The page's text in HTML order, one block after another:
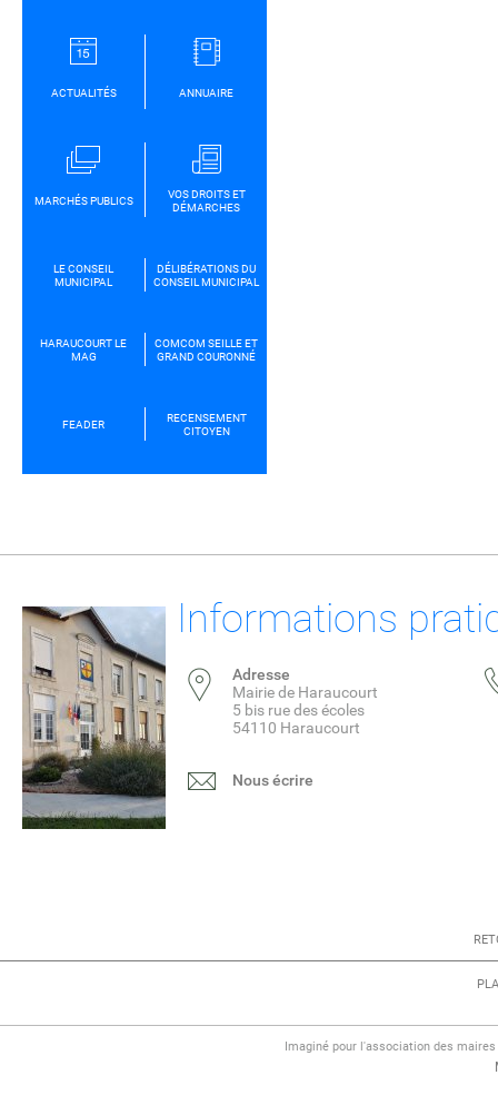
ACTUALITÉS ANNUAIRE
MARCHÉS PUBLICS
VOS DROITS ET
DÉMARCHES
LE CONSEIL
MUNICIPAL
DÉLIBÉRATIONS DU
CONSEIL MUNICIPAL
HARAUCOURT LE
MAG
COMCOM SEILLE ET
GRAND COURONNÉ
FEADER
RECENSEMENT
CITOYEN
Informations
Adresse
Mairie de Haraucourt
5 bis rue des écoles
54110 Haraucourt
Nous écrire
Imaginé pour l'association des